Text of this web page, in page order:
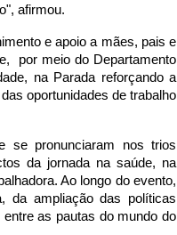
afirmou.
e apoio a mães, pais e
por meio do Departamento
na Parada reforçando a
oportunidades de trabalho
se pronunciaram nos trios
da jornada na saúde, na
Ao longo do evento,
da ampliação das políticas
as pautas do mundo do